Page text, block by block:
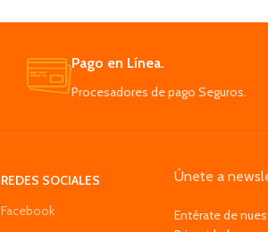
Giros a más de 2.700 revoluciones x min
Utilizar en sesiones diarias de 10 a 30
minutos.
Pago en Línea.
Procesadores de pago Seguros.
REDES SOCIALES
Facebook
Únete a
Entérate de